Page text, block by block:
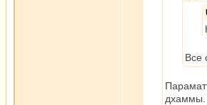
Все
дхаммы.